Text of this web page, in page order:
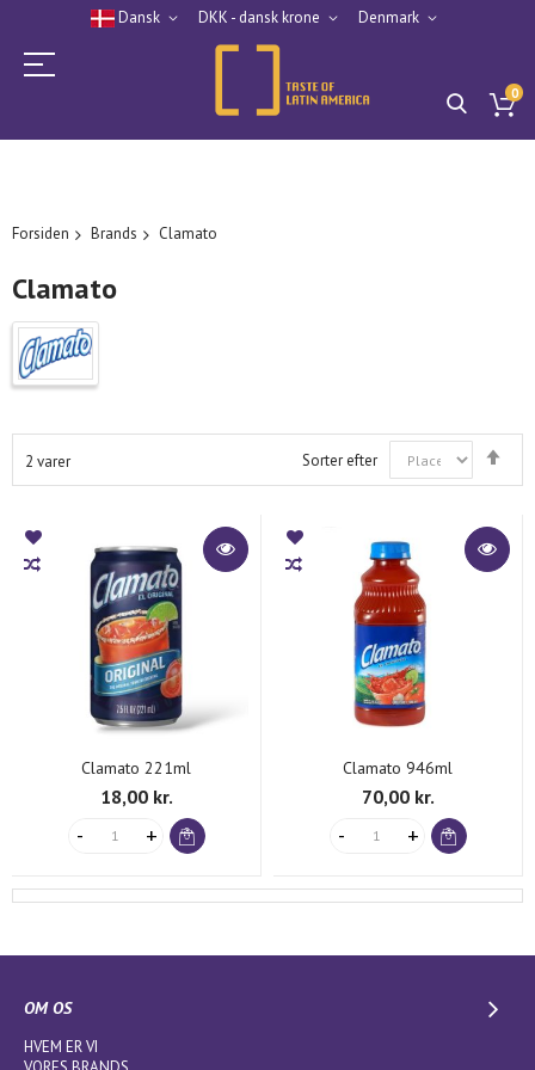
Dansk DKK - dansk krone Denmark
0
Forsiden Brands Clamato
Clamato
2 varer Sorter efter
Clamato 221ml
18,00 kr.
Clamato 946ml
70,00 kr.
OM OS
HVEM ER VI